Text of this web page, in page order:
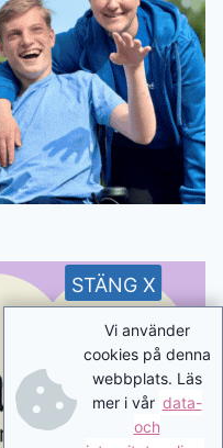
Vi använder
cookies på denna
webbplats. Läs
mer i vår data-
och
STÄNG X